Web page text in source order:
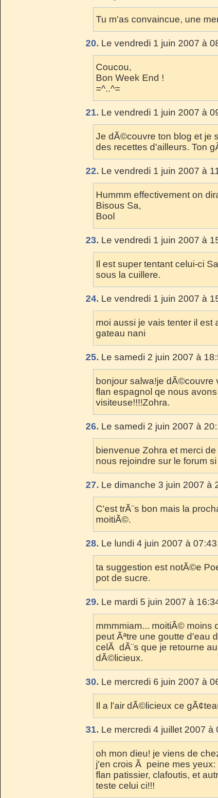
Tu m'as convaincue, une
20. Le vendredi 1 juin 2007 à
Coucou,
Bon Week End !
=^..^=
21. Le vendredi 1 juin 2007 à
Je dÃ©couvre ton blog et je
des recettes d'ailleurs. Ton
22. Le vendredi 1 juin 2007 à
Hummm effectivement on
Bisous Sa,
Bool
23. Le vendredi 1 juin 2007 à
Il est super tentant celui-ci
sous la cuillere.
24. Le vendredi 1 juin 2007 à
moi aussi je vais tenter il
gateau nani
25. Le samedi 2 juin 2007 à
bonjour salwa!je dÃ©couvre
flan espagnol qe nous
visiteuse!!!!Zohra.
26. Le samedi 2 juin 2007 à
bienvenue Zohra et merci
nous rejoindre sur le forum
27. Le dimanche 3 juin 2007 à
C'est trÃ¨s bon mais la
moitiÃ©.
28. Le lundi 4 juin 2007 à
ta suggestion est notÃ©e
pot de sucre.
29. Le mardi 5 juin 2007 à
mmmmiam... moitiÃ© moins
peut Ãªtre une goutte d'eau
celÃ dÃ¨s que je retourne
dÃ©licieux.
30. Le mercredi 6 juin 2007 à
Il a l'air dÃ©licieux ce
31. Le mercredi 4 juillet 2007
oh mon dieu! je viens de
j'en crois Ã peine mes
flan patissier, clafoutis, et
teste celui ci!!!